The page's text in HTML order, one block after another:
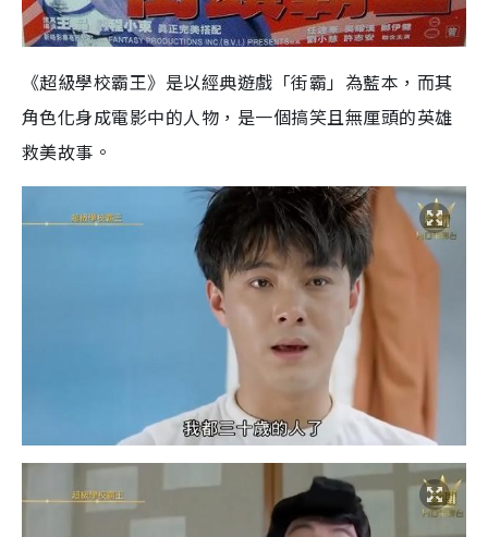
《超級學校霸王》是以經典遊戲「街霸」為藍本，而其
角色化身成電影中的人物，是一個搞笑且無厘頭的英雄
救美故事。